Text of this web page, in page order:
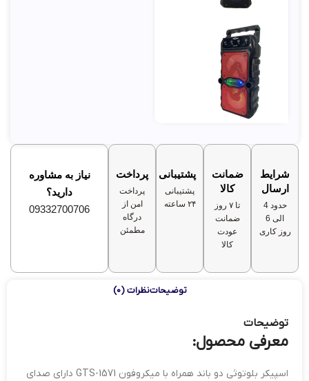
شرایط
ارسال
حدود 4
الی 6
روز کاری
ضمانت
کالا
تا ۷ روز
ضمانت
عودت
کالا
پشتیبانی
پشتیبانی
۲۴ ساعته
پرداخت
پرداخت
امن از
درگاه
مطمئن
نیاز به مشاوره
دارید؟
09332700706
توضیحاتنظرات (0)
توضیحات
معرفی محصول:
اسپیکر بلوتوثی دو باند همراه با میکروفون GTS-1571 دارای صدای